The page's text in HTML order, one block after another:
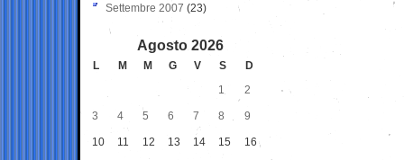
Settembre 2007 (23)
Agosto 2026
L M M G V S
D
1
2
3 4 5 6 7 8 9
10 11 12 13 14 15 16